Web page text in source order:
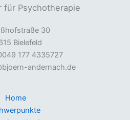
für Psychotherapie
30
Bielefeld
177 4335727
andernach.de
Home